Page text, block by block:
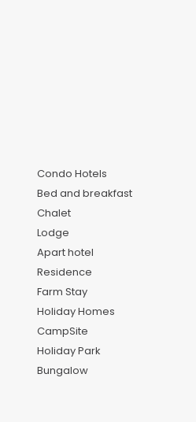
Condo Hotels
Bed and breakfast
Chalet
Lodge
Apart hotel
Residence
Farm Stay
Holiday Homes
CampSite
Holiday Park
Bungalow